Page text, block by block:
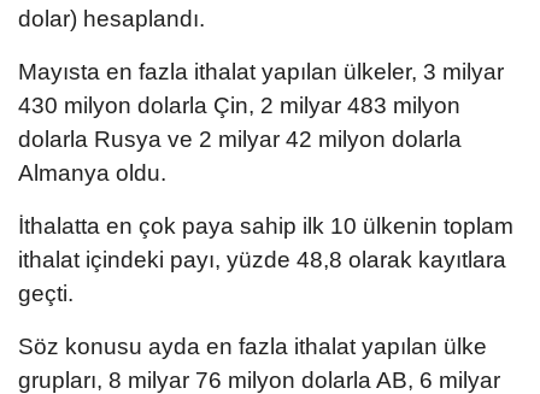
dolar) hesaplandı.
Mayısta en fazla ithalat yapılan ülkeler, 3 milyar
430 milyon dolarla Çin, 2 milyar 483 milyon
dolarla Rusya ve 2 milyar 42 milyon dolarla
Almanya oldu.
İthalatta en çok paya sahip ilk 10 ülkenin toplam
ithalat içindeki payı, yüzde 48,8 olarak kayıtlara
geçti.
Söz konusu ayda en fazla ithalat yapılan ülke
grupları, 8 milyar 76 milyon dolarla AB, 6 milyar